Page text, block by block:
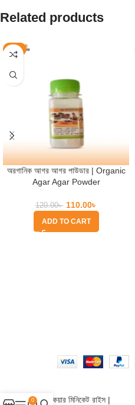
Related products
-8%
অরগানিক আগর আগর পাউডার | Organic
Agar Agar Powder
120.00৳ 110.00৳
ADD TO CART
ভিটাকেয়ার মিনিকেট রাইস |
0